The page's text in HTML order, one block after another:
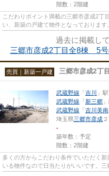
階数：2階建
こだわりポイント満載の三郷市彦成2
い、新築の戸建て物件となっておりま
過去に掲載し
三郷市彦成2丁目全8棟 5号
売買｜新築一戸建 三郷市彦成2丁
武蔵野線 「 吉川
」
武蔵野線 「 新三郷
武蔵野線 「 吉川美南
埼玉県三郷市彦成
-
築年数：予定
階数：2階建
多くの方からこだわり条件でいただく
いる物件なので日当たりがいいです。